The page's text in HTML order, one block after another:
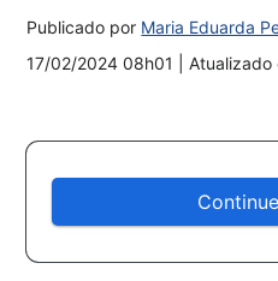
Publicado por Maria Eduarda
17/02/2024 08h01
|